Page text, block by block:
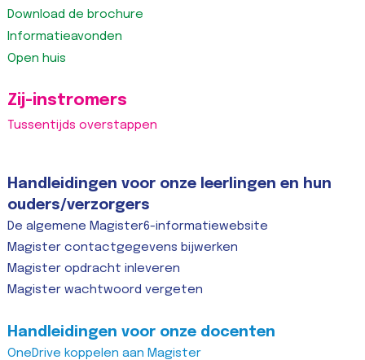
Download de brochure
Informatieavonden
Open huis
Zij-instromers
Tussentijds overstappen
Handleidingen voor onze leerlingen en hun
ouders/verzorgers
De algemene Magister6-informatiewebsite
Magister contactgegevens bijwerken
Magister opdracht inleveren
Magister wachtwoord vergeten
Handleidingen voor onze docenten
OneDrive koppelen aan Magister